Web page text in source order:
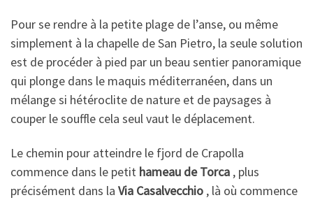
Pour se rendre à la petite plage de l’anse, ou même
simplement à la chapelle de San Pietro, la seule solution
est de procéder à pied par un beau sentier panoramique
qui plonge dans le maquis méditerranéen, dans un
mélange si hétéroclite de nature et de paysages à
couper le souffle cela seul vaut le déplacement.
Le chemin pour atteindre le fjord de Crapolla
commence dans le petit hameau de Torca , plus
précisément dans la Via Casalvecchio , là où commence